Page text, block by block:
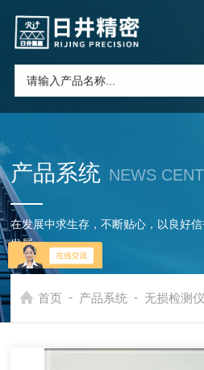
产品系统 NEWS
在发展中求生存，不断贴心，以良好
发展
首页 - 产品系统 - 无损检测